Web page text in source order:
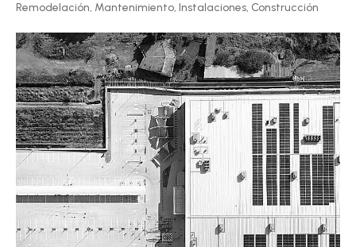
Remodelación, Mantenimiento, Instalaciones, Construcción